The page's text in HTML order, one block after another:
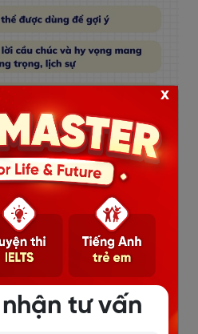
trong tiếng Anh
CÔNG THỨC, CÁCH
THỨC VỀ CẤU TRÚC IT’S
tư vấn
x